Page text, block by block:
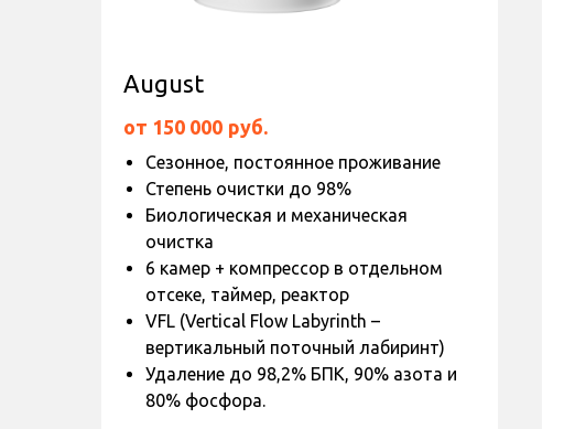
August
от 150 000 руб.
Сезонное, постоянное проживание
Степень очистки до 98%
Биологическая и механическая
очистка
6 камер + компрессор в отдельном
отсеке, таймер, реактор
VFL (Vertical Flow Labyrinth –
вертикальный поточный лабиринт)
Удаление до 98,2% БПК, 90% азота и
80% фосфора.